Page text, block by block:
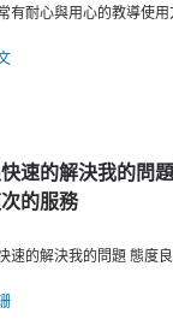
有耐心與用心的教導使用
速的解決我的問
的服務
速的解決我的問題 態度